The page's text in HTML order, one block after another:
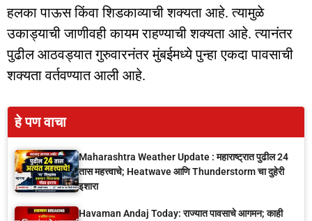
हलका पाऊस किंवा शिडकाव्याची शक्यता आहे. त्यामुळे
उकाड्याची जाणीवही कायम राहण्याची शक्यता आहे. त्यानंतर
पुढील आठवड्यात गुरुवारनंतर मुंबईमध्ये पुन्हा एकदा पावसाची
शक्यता वर्तवण्यात आली आहे.
हे पण वाचा
Maharashtra Weather Update : महाराष्ट्रात पुढील 24
तास महत्त्वाचे; Heatwave आणि Thunderstorm चा दुहेरी
इशारा
Havaman Andaj Today: राज्यात पावसाचे आगमन; काही